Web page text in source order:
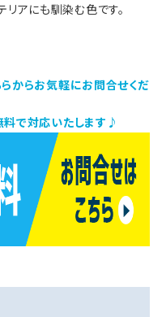
アにも馴染む色です。
らからお気軽にお問合せくだ
料で対応いたします♪